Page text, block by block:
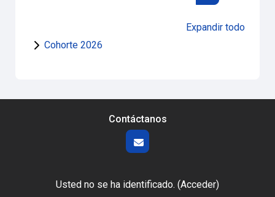
Buscar cursos
Expandir todo
Cohorte 2026
Contáctanos
Usted no se ha identificado. (Acceder)